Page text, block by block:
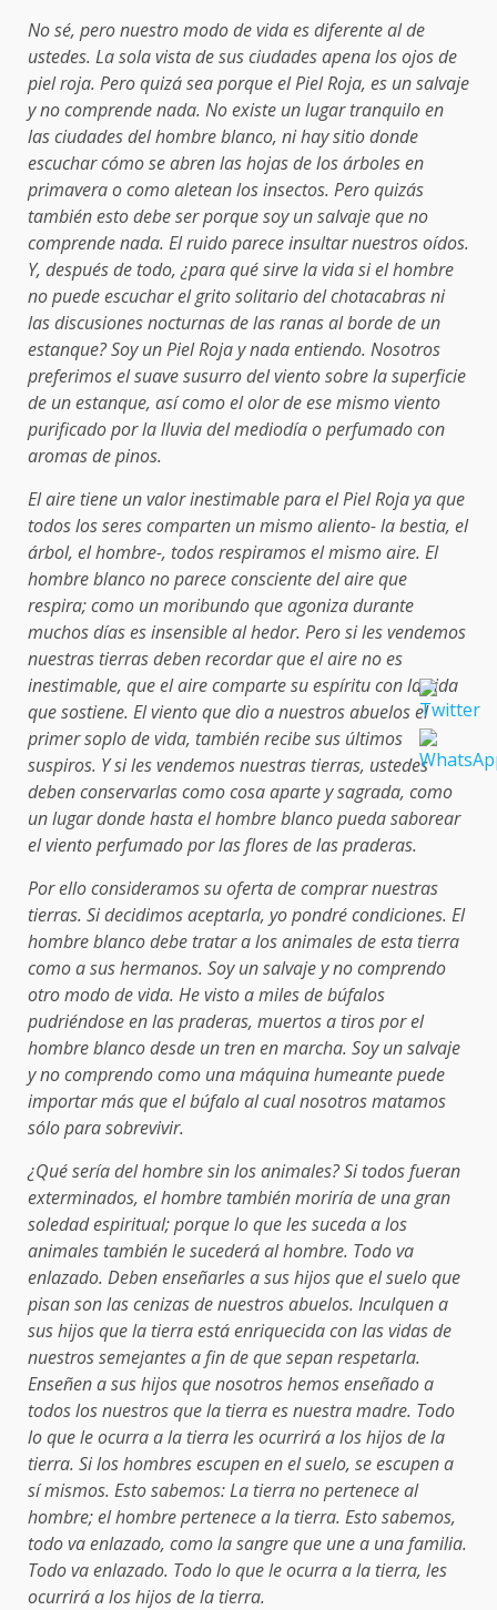
No sé, pero nuestro modo de vida es diferente al de
ustedes. La sola vista de sus ciudades apena los ojos de
piel roja. Pero quizá sea porque el Piel Roja, es un salvaje
y no comprende nada. No existe un lugar tranquilo en
las ciudades del hombre blanco, ni hay sitio donde
escuchar cómo se abren las hojas de los árboles en
primavera o como aletean los insectos. Pero quizás
también esto debe ser porque soy un salvaje que no
comprende nada. El ruido parece insultar nuestros oídos.
Y, después de todo, ¿para qué sirve la vida si el hombre
no puede escuchar el grito solitario del chotacabras ni
las discusiones nocturnas de las ranas al borde de un
estanque? Soy un Piel Roja y nada entiendo. Nosotros
preferimos el suave susurro del viento sobre la superficie
de un estanque, así como el olor de ese mismo viento
purificado por la lluvia del mediodía o perfumado con
aromas de pinos.
El aire tiene un valor inestimable para el Piel Roja ya que
todos los seres comparten un mismo aliento- la bestia, el
árbol, el hombre-, todos respiramos el mismo aire. El
hombre blanco no parece consciente del aire que
respira; como un moribundo que agoniza durante
muchos días es insensible al hedor. Pero si les vendemos
nuestras tierras deben recordar que el aire no es
inestimable, que el aire comparte su espíritu con la vida
que sostiene. El viento que dio a nuestros abuelos el
primer soplo de vida, también recibe sus últimos
suspiros. Y si les vendemos nuestras tierras, ustedes
deben conservarlas como cosa aparte y sagrada, como
un lugar donde hasta el hombre blanco pueda saborear
el viento perfumado por las flores de las praderas.
Por ello consideramos su oferta de comprar nuestras
tierras. Si decidimos aceptarla, yo pondré condiciones. El
hombre blanco debe tratar a los animales de esta tierra
como a sus hermanos. Soy un salvaje y no comprendo
otro modo de vida. He visto a miles de búfalos
pudriéndose en las praderas, muertos a tiros por el
hombre blanco desde un tren en marcha. Soy un salvaje
y no comprendo como una máquina humeante puede
importar más que el búfalo al cual nosotros matamos
sólo para sobrevivir.
¿Qué sería del hombre sin los animales? Si todos fueran
exterminados, el hombre también moriría de una gran
soledad espiritual; porque lo que les suceda a los
animales también le sucederá al hombre. Todo va
enlazado. Deben enseñarles a sus hijos que el suelo que
pisan son las cenizas de nuestros abuelos. Inculquen a
sus hijos que la tierra está enriquecida con las vidas de
nuestros semejantes a fin de que sepan respetarla.
Enseñen a sus hijos que nosotros hemos enseñado a
todos los nuestros que la tierra es nuestra madre. Todo
lo que le ocurra a la tierra les ocurrirá a los hijos de la
tierra. Si los hombres escupen en el suelo, se escupen a
sí mismos. Esto sabemos: La tierra no pertenece al
hombre; el hombre pertenece a la tierra. Esto sabemos,
todo va enlazado, como la sangre que une a una familia.
Todo va enlazado. Todo lo que le ocurra a la tierra, les
ocurrirá a los hijos de la tierra.